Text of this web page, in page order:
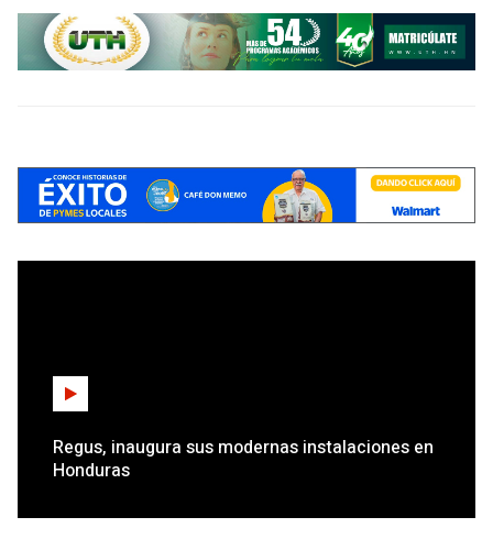
Regus, inaugura sus modernas instalaciones en
Honduras